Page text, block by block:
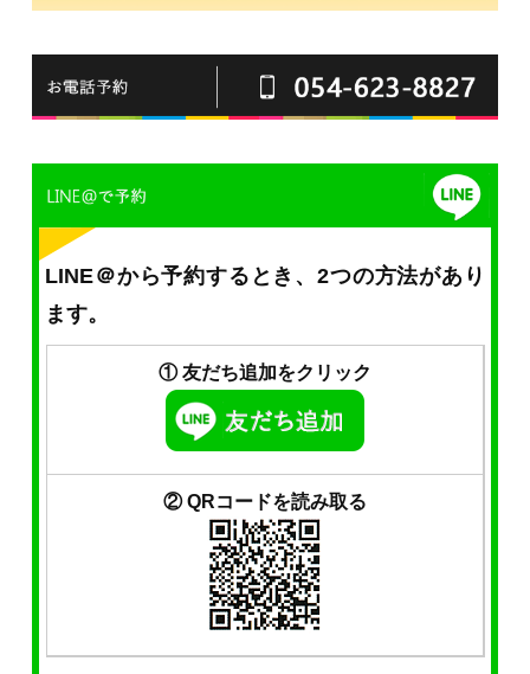
LINE＠から予約するとき、2つの方法があり
ます。
① 友だち追加をクリック
② QRコードを読み取る